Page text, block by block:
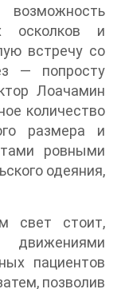
осколков и
встречу со
— попросту
Лоачамин
количество
размера и
ровными
одеяния,
свет стоит,
пациентов
позволив